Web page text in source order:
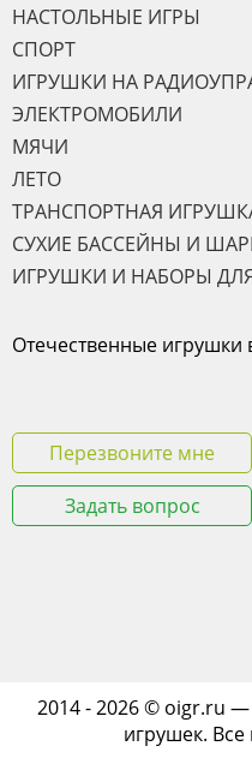
НАСТОЛЬНЫЕ ИГРЫ
СПОРТ
ИГРУШКИ НА
ЭЛЕКТРОМОБИЛИ
МЯЧИ
ЛЕТО
ТРАНСПОРТНАЯ
СУХИЕ БАССЕЙНЫ И
ИГРУШКИ И НАБОРЫ
Отечественные игрушки
Перезвоните мне
Задать вопрос
2014 - 2026 © oigr.ru —
игрушек.